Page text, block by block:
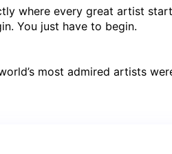
where every great artist
You just have to begin.
most admired artists